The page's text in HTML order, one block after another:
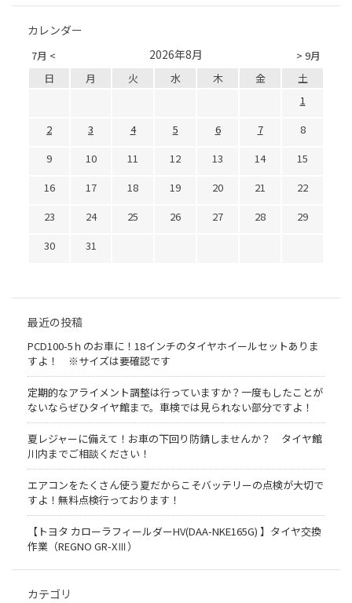
カレンダー
7月 < > 9月
2026年8月
日 月 火 水 木 金
土
1
2
3 4 5 6 7
8
9
10 11 12 13 14
15
16
17 18 19 20 21
22
23
24 25 26 27 28
29
30
31
最近の投稿
PCD100-5ｈのお車に！18インチのタイヤホイールセットありま
すよ！ ※サイズは要確認です
定期的なアライメント調整は行っていますか？一度もしたことが
ないならぜひタイヤ館まで。車検では見られない部分ですよ！
夏レジャーに備えて！お車の下回り防錆しませんか？ タイヤ館
川内までご相談ください！
エアコンをたくさん使う夏だからこそバッテリーの点検が大切で
すよ！無料点検行っております！
【トヨタ カローラフィールダーHV(DAA-NKE165G) 】タイヤ交換
作業（REGNO GR-XⅢ）
カテゴリ